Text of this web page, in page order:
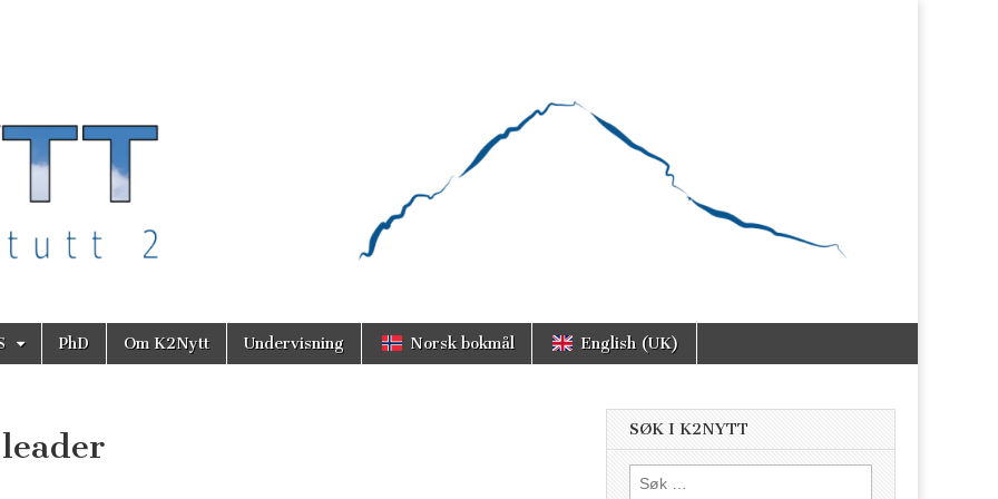
PhD Om K2Nytt Undervisning Norsk bokmål English (UK)
SØK I K2NYTT
Søk